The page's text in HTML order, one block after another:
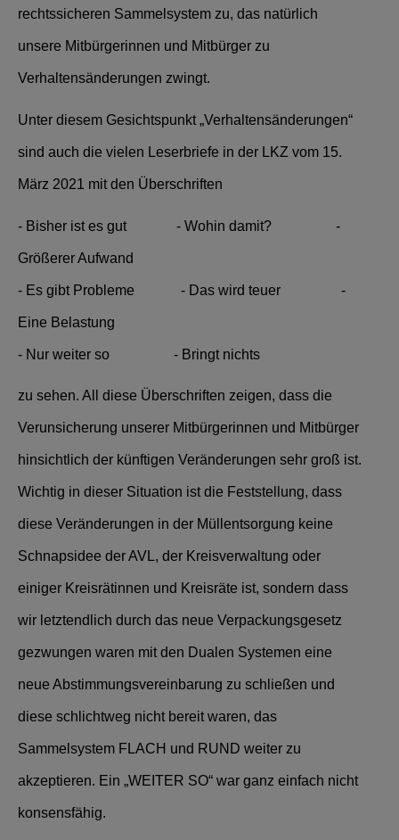
rechtssicheren Sammelsystem zu, das natürlich
unsere Mitbürgerinnen und Mitbürger zu
Verhaltensänderungen zwingt.
Unter diesem Gesichtspunkt „Verhaltensänderungen“
sind auch die vielen Leserbriefe in der LKZ vom 15.
März 2021 mit den Überschriften
- Bisher ist es gut - Wohin damit? -
Größerer Aufwand
- Es gibt Probleme - Das wird teuer -
Eine Belastung
- Nur weiter so - Bringt nichts
zu sehen. All diese Überschriften zeigen, dass die
Verunsicherung unserer Mitbürgerinnen und Mitbürger
hinsichtlich der künftigen Veränderungen sehr groß ist.
Wichtig in dieser Situation ist die Feststellung, dass
diese Veränderungen in der Müllentsorgung keine
Schnapsidee der AVL, der Kreisverwaltung oder
einiger Kreisrätinnen und Kreisräte ist, sondern dass
wir letztendlich durch das neue Verpackungsgesetz
gezwungen waren mit den Dualen Systemen eine
neue Abstimmungsvereinbarung zu schließen und
diese schlichtweg nicht bereit waren, das
Sammelsystem FLACH und RUND weiter zu
akzeptieren. Ein „WEITER SO“ war ganz einfach nicht
konsensfähig.